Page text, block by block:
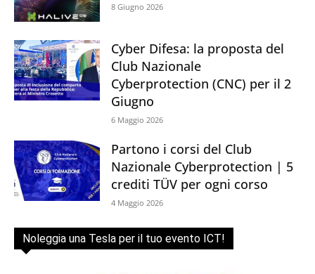
8 Giugno 2026
Cyber Difesa: la proposta del
Club Nazionale
Cyberprotection (CNC) per il 2
Giugno
6 Maggio 2026
Partono i corsi del Club
Nazionale Cyberprotection | 5
crediti TÜV per ogni corso
4 Maggio 2026
Noleggia una Tesla per il tuo evento ICT!